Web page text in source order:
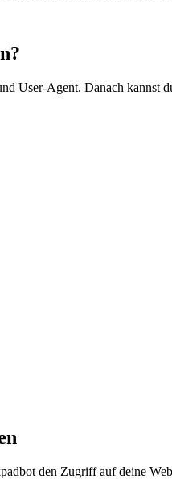
User-Agent. Danach kannst
den Zugriff auf deine